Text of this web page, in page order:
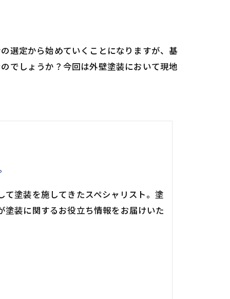
選定から始めていくことになりますが、基
でしょうか？今回は外壁塗装において現地
塗装を施してきたスペシャリスト。塗
装に関するお役立ち情報をお届けいた